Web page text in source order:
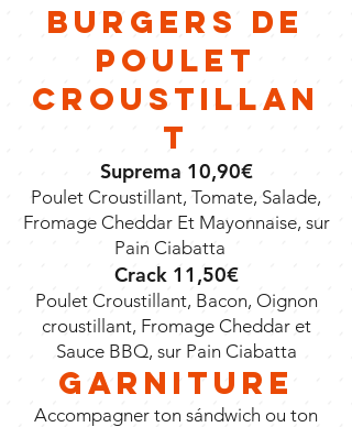
Burgers de
Poulet
Croustillan
t
Suprema 10,90€
Poulet Croustillant, Tomate, Salade,
Fromage Cheddar Et Mayonnaise, sur
Pain Ciabatta
Crack 11,50€
Poulet Croustillant, Bacon, Oignon
croustillant, Fromage Cheddar et
Sauce BBQ, sur Pain Ciabatta
Garniture
Accompagner ton sándwich ou ton